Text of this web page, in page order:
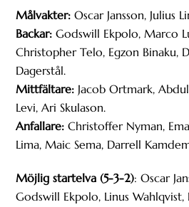
Målvakter:Oscar Jansson, Julius
Backar:Godswill Ekpolo, Marco
Christopher Telo, Egzon Binaku,
Dagerstål.
Mittfältare: Jacob Ortmark,
Levi, Ari Skulason.
Anfallare: Christoffer Nyman,
Lima, Maic Sema, Darrell
Möjlig startelva (5-3-2): Oscar
Godswill Ekpolo, Linus Wahlqvist,